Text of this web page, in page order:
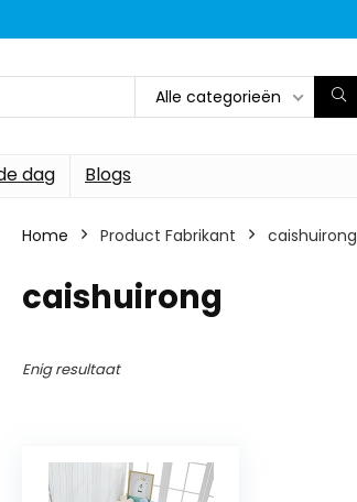
Alle categorieën
dag Blogs
Home Product Fabrikant ‎caishuirong
‎caishuirong
Enig resultaat